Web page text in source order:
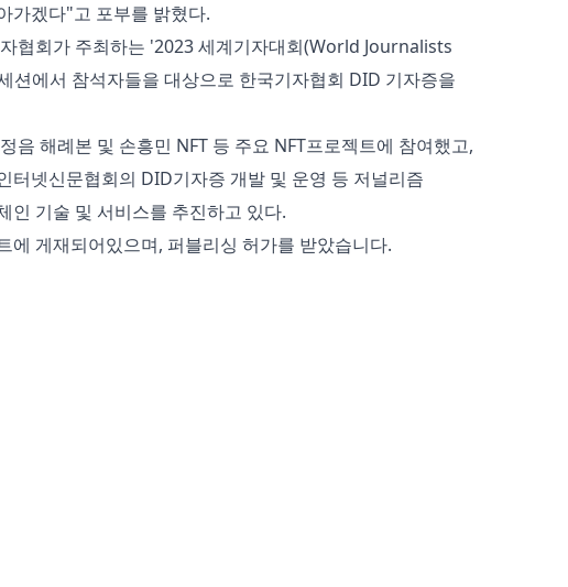
가겠다"고 포부를 밝혔다.
협회가 주최하는 '2023 세계기자대회(World Journalists
션에서 참석자들을 대상으로 한국기자협회 DID 기자증을
음 해례본 및 손흥민 NFT 등 주요 NFT프로젝트에 참여했고,
터넷신문협회의 DID기자증 개발 및 운영 등 저널리즘
인 기술 및 서비스를 추진하고 있다.
에 게재되어있으며, 퍼블리싱 허가를 받았습니다.